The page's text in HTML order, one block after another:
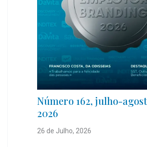
Número 162, julho-
2026
26 de Julho, 2026